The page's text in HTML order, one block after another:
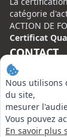
Nous utilisons
du site,
mesurer
Vous pouvez
En savoir
catégorie
ACTION DE
Certificat
CONTACT
Centre
20 rue Henri
N°VERT :